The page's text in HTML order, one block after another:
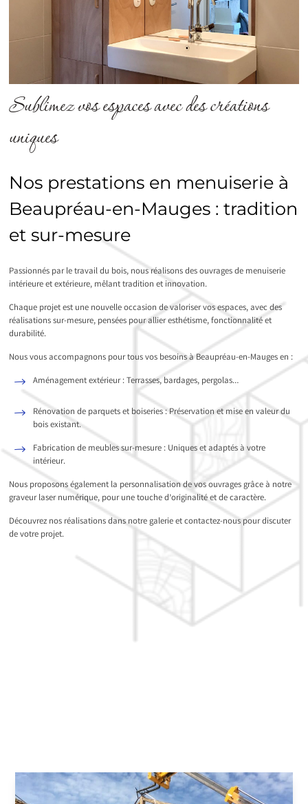
Sublimez vos espaces avec des créations
uniques
Nos prestations en menuiserie à
Beaupréau-en-Mauges : tradition
et sur-mesure
Passionnés par le travail du bois, nous réalisons des ouvrages de menuiserie
intérieure et extérieure, mêlant tradition et innovation.
Chaque projet est une nouvelle occasion de valoriser vos espaces, avec des
réalisations sur-mesure, pensées pour allier esthétisme, fonctionnalité et
durabilité.
Nous vous accompagnons pour tous vos besoins à Beaupréau-en-Mauges en :
Aménagement extérieur : Terrasses, bardages, pergolas…
Rénovation de parquets et boiseries : Préservation et mise en valeur du
bois existant.
Fabrication de meubles sur-mesure : Uniques et adaptés à votre
intérieur.
Nous proposons également la personnalisation de vos ouvrages grâce à notre
graveur laser numérique, pour une touche d’originalité et de caractère.
Découvrez nos réalisations dans notre galerie et contactez-nous pour discuter
de votre projet.